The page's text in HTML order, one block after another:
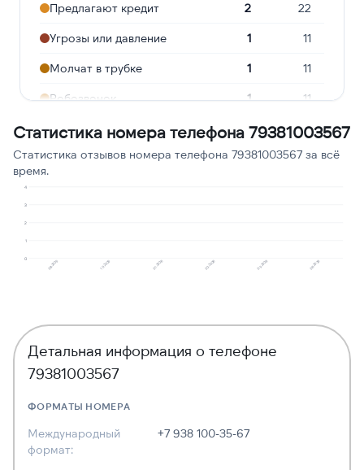
Предлагают кредит 2 22
Угрозы или давление 1 11
Молчат в трубке 1 11
Робозвонок 1 11
Подозрение на
1 11
Статистика номера телефона 79381003567
Статистика отзывов номера телефона 79381003567 за всё
время.
0
1
2
3
4
08.2025 10.2025 01.2026 02.2026 05.2026 06.2026
Детальная информация о телефоне
79381003567
ФОРМАТЫ НОМЕРА
Международный
формат:
+7 938 100-35-67